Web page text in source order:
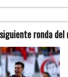
ronda del